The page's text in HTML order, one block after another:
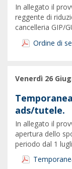
In allegato il
reggente di
cancelleria GIP/
Ordine di
Venerdì 26
ads/tutele.
In allegato il
apertura dello
periodo dal 1